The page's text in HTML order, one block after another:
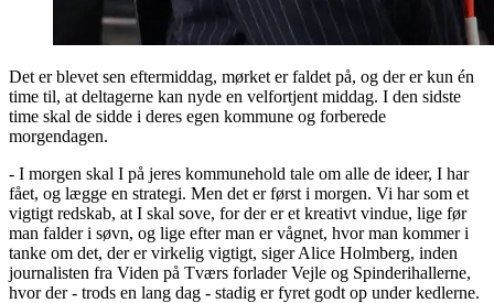
Det er blevet sen eftermiddag, mørket er faldet på, og der er kun én
time til, at deltagerne kan nyde en velfortjent middag. I den sidste
time skal de sidde i deres egen kommune og forberede
morgendagen.
- I morgen skal I på jeres kommunehold tale om alle de ideer, I har
fået, og lægge en strategi. Men det er først i morgen. Vi har som et
vigtigt redskab, at I skal sove, for der er et kreativt vindue, lige før
man falder i søvn, og lige efter man er vågnet, hvor man kommer i
tanke om det, der er virkelig vigtigt, siger Alice Holmberg, inden
journalisten fra Viden på Tværs forlader Vejle og Spinderihallerne,
hvor der - trods en lang dag - stadig er fyret godt op under kedlerne.